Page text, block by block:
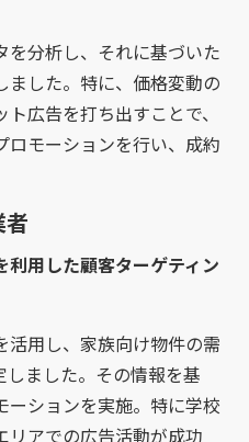
を分析し、それに基づいた
ました。特に、価格変動の
広告を打ち出すことで、
ロモーションを行い、成約
用した顧客ターゲティン
活用し、家族向け物件の需
ました。その情報を基
ーションを実施。特に学校
リアでの広告活動が成功